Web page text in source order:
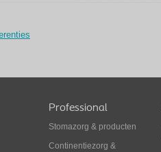
Professional
Stomazorg & producten
Continentiezorg &